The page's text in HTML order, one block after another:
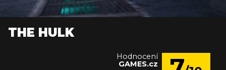
THE HULK
Hodnocení
GAMES.cz